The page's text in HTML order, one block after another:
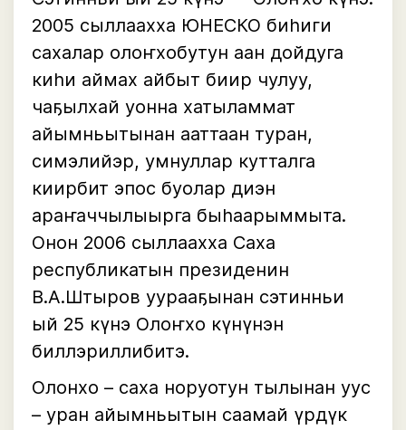
2005 сыллаахха ЮНЕСКО биһиги
сахалар олоҥхобутун аан дойдуга
киһи аймах айбыт биир чулуу,
чаҕылхай уонна хатыламмат
айымньытынан ааттаан туран,
симэлийэр, умнуллар кутталга
киирбит эпос буолар диэн
араҥаччылыырга быһаарыммыта.
Онон 2006 сыллаахха Саха
республикатын президенин
В.А.Штыров уурааҕынан сэтинньи
ый 25 күнэ Олоҥхо күнүнэн
биллэриллибитэ.
Олонхо – саха норуотун тылынан уус
– уран айымньытын саамай үрдүк